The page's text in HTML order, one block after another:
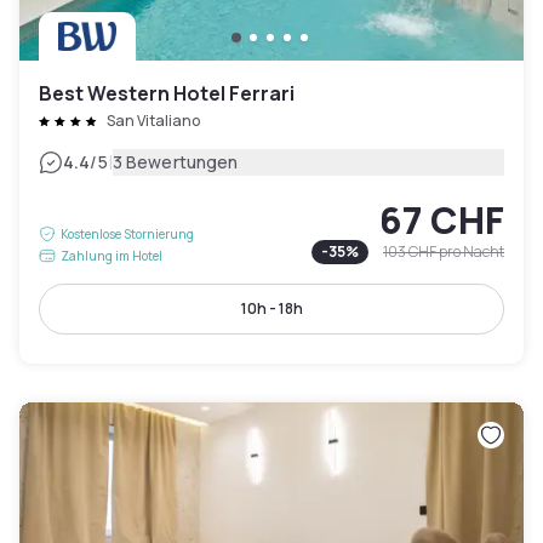
Best Western Hotel Ferrari
San Vitaliano
4.4/5|3 Bewertungen
Kostenlose Stornierung
Zahlung im Hotel
67 CHF
-35% 103 CHFpro Nacht
10h - 18h